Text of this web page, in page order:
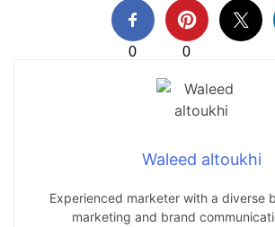
0 0
Waleed altoukhi
Experienced marketer with a diverse
marketing and brand